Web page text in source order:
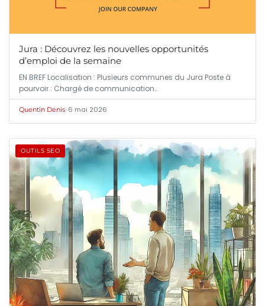
Jura : Découvrez les nouvelles opportunités
d’emploi de la semaine
EN BREF Localisation : Plusieurs communes du Jura Poste à
pourvoir : Chargé de communication…
Quentin Denis•6 mai 2026
OUTILS SEO